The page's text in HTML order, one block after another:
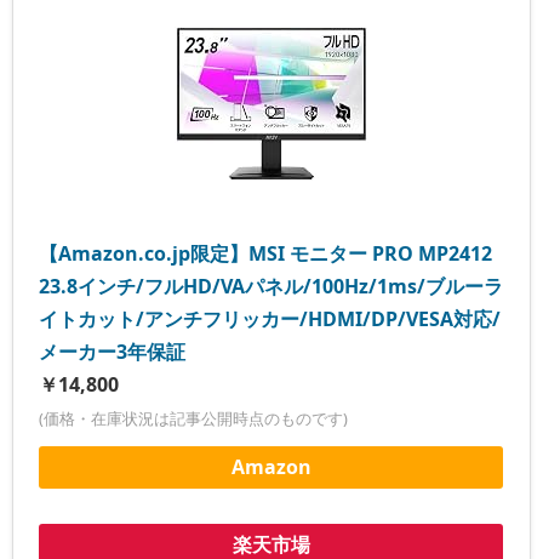
【Amazon.co.jp限定】MSI モニター PRO MP2412
23.8インチ/フルHD/VAパネル/100Hz/1ms/ブルーラ
イトカット/アンチフリッカー/HDMI/DP/VESA対応/
メーカー3年保証
￥14,800
(価格・在庫状況は記事公開時点のものです)
Amazon
楽天市場